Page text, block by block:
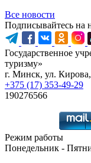
Все новости
Подписывайтесь на
Государственное
туризму»
г. Минск, ул.
+375 (17) 353-49-29
190276566
Режим работы
Понедельник -